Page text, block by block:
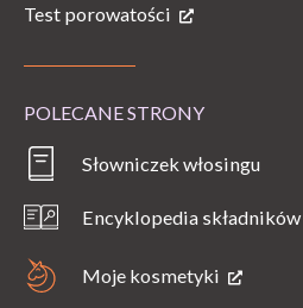
Test porowatości
POLECANE STRONY
Słowniczek włosingu
Encyklopedia składników
Moje kosmetyki